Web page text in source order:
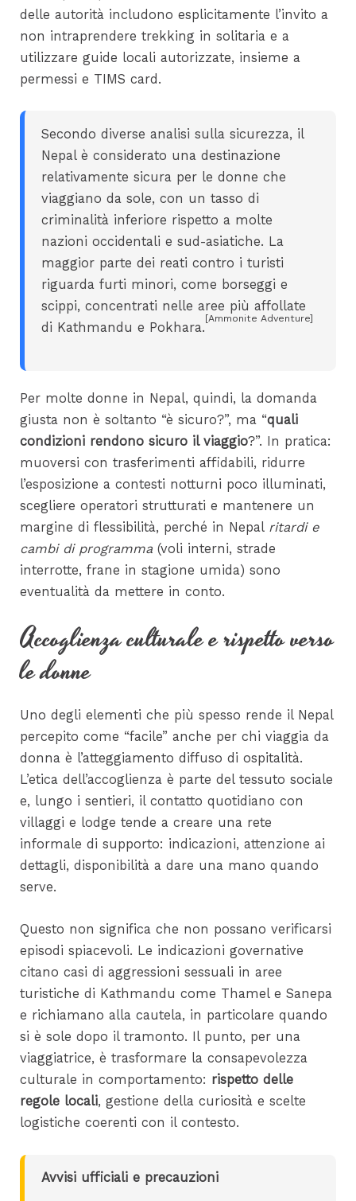
delle autorità includono esplicitamente l’invito a
non intraprendere trekking in solitaria e a
utilizzare guide locali autorizzate, insieme a
permessi e TIMS card.
Secondo diverse analisi sulla sicurezza, il
Nepal è considerato una destinazione
relativamente sicura per le donne che
viaggiano da sole, con un tasso di
criminalità inferiore rispetto a molte
nazioni occidentali e sud-asiatiche. La
maggior parte dei reati contro i turisti
riguarda furti minori, come borseggi e
scippi, concentrati nelle aree più affollate
di Kathmandu e Pokhara.
[Ammonite Adventure]
Per molte donne in Nepal, quindi, la domanda
giusta non è soltanto “è sicuro?”, ma “quali
condizioni rendono sicuro il viaggio?”. In pratica:
muoversi con trasferimenti affidabili, ridurre
l’esposizione a contesti notturni poco illuminati,
scegliere operatori strutturati e mantenere un
margine di flessibilità, perché in Nepal ritardi e
cambi di programma (voli interni, strade
interrotte, frane in stagione umida) sono
eventualità da mettere in conto.
Accoglienza culturale e rispetto verso
le donne
Uno degli elementi che più spesso rende il Nepal
percepito come “facile” anche per chi viaggia da
donna è l’atteggiamento diffuso di ospitalità.
L’etica dell’accoglienza è parte del tessuto sociale
e, lungo i sentieri, il contatto quotidiano con
villaggi e lodge tende a creare una rete
informale di supporto: indicazioni, attenzione ai
dettagli, disponibilità a dare una mano quando
serve.
Questo non significa che non possano verificarsi
episodi spiacevoli. Le indicazioni governative
citano casi di aggressioni sessuali in aree
turistiche di Kathmandu come Thamel e Sanepa
e richiamano alla cautela, in particolare quando
si è sole dopo il tramonto. Il punto, per una
viaggiatrice, è trasformare la consapevolezza
culturale in comportamento: rispetto delle
regole locali, gestione della curiosità e scelte
logistiche coerenti con il contesto.
Avvisi ufficiali e precauzioni